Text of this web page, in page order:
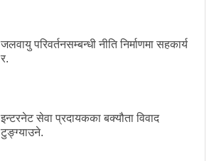
जलवायु परिवर्तनसम्बन्धी नीति निर्माणमा सहकार्य
र.
इन्टरनेट सेवा प्रदायकका बक्यौता विवाद
टुङ्ग्याउने.